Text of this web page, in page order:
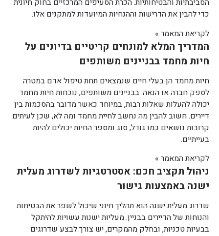
הסביבתיות והבטיחותיות. הכרת הסעיפים המרכזיים בחוק חיונית
כדי להבין את הדרישות וההנחיות המיועדות למתקנים אלו.
לקריאת המאמר »
המדריך המלא למונחים קריטיים בדיונים על
חיות מחמד בבניינים משותפים
חיות מחמד הן בעלי חיים שנמצאים תחת טיפול אדם במטרה
לספק חברה או הנאה. בבניינים משותפים, נוכחות חיות מחמד
יכולה להעלות שאלות רבות, במיוחד כאשר מדובר בהסכמות בין
דיירים. חשוב להבין מה נחשב לחיית מחמד ומה לא, שכן לעיתים
קרובות נושאים כמו גודל, סוג ומספר החיות יכולים להיות
בעייתיים.
לקריאת המאמר »
ניהול תקציב חכם: אסטרטגיות לשדרוג מעלית
ישנה באמצעות גישור
שדרוג מעלית ישנה הוא תהליך חיוני שיכול לשפר את הבטיחות
והנוחות של הדיירים בבניין. מעליות ישנות עשויות להיתקל
בבעיות טכניות, ובחלק מהמקרים, יש צורך לבצע שדרוגים